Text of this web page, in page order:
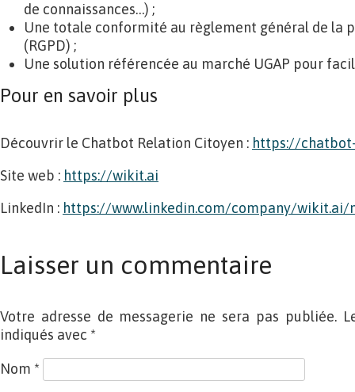
de connaissances…) ;
Une totale conformité au règlement général de la
(RGPD) ;
Une solution référencée au marché UGAP pour
Pour en savoir plus
Découvrir le Chatbot Relation Citoyen : https://
Site web : https://wikit.ai
LinkedIn : https://www.linkedin.com/company/wikit.ai/
Laisser un commentaire
Votre adresse de messagerie ne sera pas publiée.
indiqués avec *
Nom *